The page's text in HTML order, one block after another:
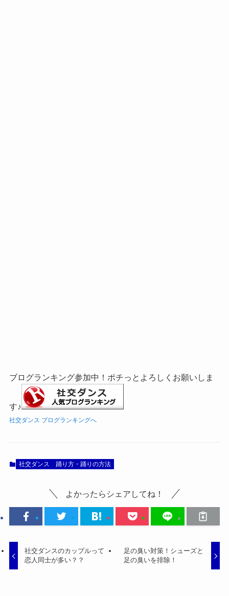
ブログランキング参加中！ポチっとよろしくお願いしま
す♪
社交ダンス ブログランキングへ
社交ダンス 踊り方・踊りの方法
よかったらシェアしてね！
社交ダンスのカップルって
恋人同士が多い？？
足の臭い対策！シューズと
足の臭いを排除！